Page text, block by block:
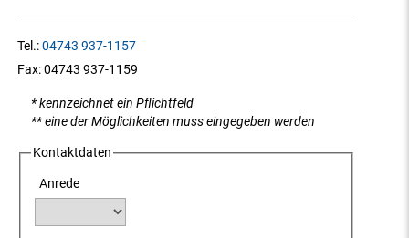
Tel.:04743 937-1157
Fax:04743 937-1159
* kennzeichnet ein Pflichtfeld
** eine der Möglichkeiten muss eingegeben werden
Kontaktdaten
Anrede